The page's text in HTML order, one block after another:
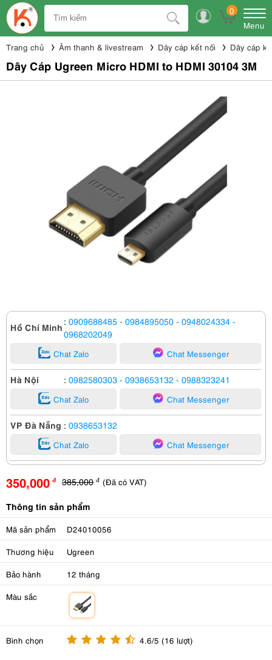
0
Menu
Trang chủ Âm thanh & livestream Dây cáp kết nối Dây cáp
Dây Cáp Ugreen Micro HDMI to HDMI 30104 3M
Hồ Chí Minh : 0909688485 - 0984895050 - 0948024334 -
0968202049
Chat Zalo Chat Messenger
Hà Nội : 0982580303 - 0938653132 - 0988323241
Chat Zalo Chat Messenger
VP Đà Nẵng : 0938653132
Chat Zalo Chat Messenger
350,000 đ 385,000 đ (Đã có VAT)
Thông tin sản phẩm
Mã sản phẩm D24010056
Thương hiệu Ugreen
Bảo hành 12 tháng
Màu sắc
Bình chọn 4.6/5 (16 lượt)